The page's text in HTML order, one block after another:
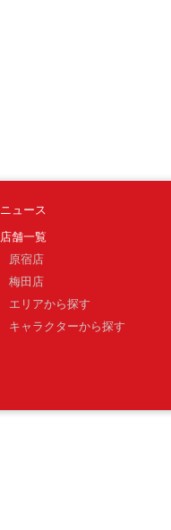
ニュース
店舗一覧
原宿店
梅田店
エリアから探す
キャラクターから探す